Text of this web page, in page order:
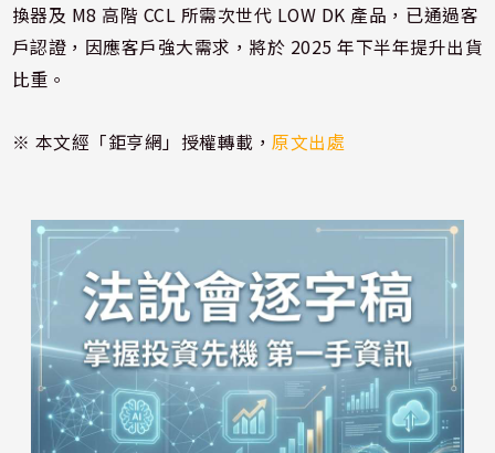
換器及 M8 高階 CCL 所需次世代 LOW DK 產品，已通過客
戶認證，因應客戶強大需求，將於 2025 年下半年提升出貨
比重。
※ 本文經「鉅亨網」授權轉載，原文出處